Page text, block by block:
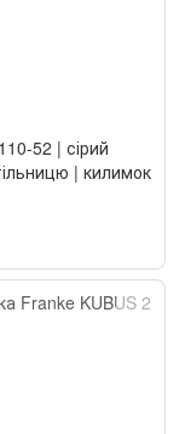
52 | сірий
| килимок